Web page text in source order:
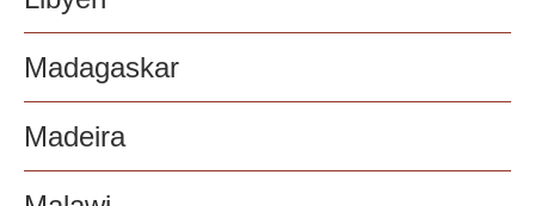
Madagaskar
Madeira